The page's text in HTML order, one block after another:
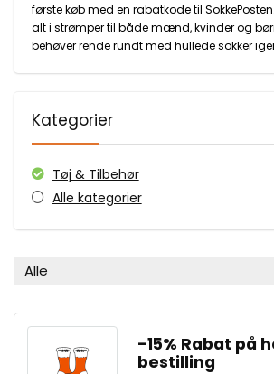
første køb med en rabatkode til
alt i strømper til både mænd, kvinder og
behøver rende rundt med hullede sokker
Kategorier
Tøj & Tilbehør
Alle kategorier
Alle
-15% Rabat på
bestilling